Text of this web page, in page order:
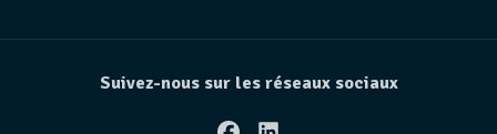
Suivez-nous sur les réseaux sociaux